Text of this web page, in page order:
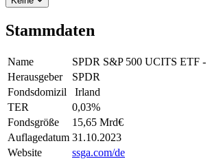
Stammdaten
Name
SPDR S&P 500 UCITS ETF
Herausgeber
SPDR
Fondsdomizil
Irland
TER
0,03%
Fondsgröße
15,65 Mrd€
Auflagedatum 31.10.2023
Website
ssga.com/de